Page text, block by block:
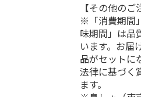
【その他のご
※「消費期間
味期間」は品
います。お届
品がセットに
法律に基づく
ます。